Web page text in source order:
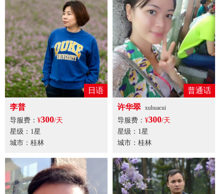
日语
李普
导服费： ¥300/天
星级：1星
城市：桂林
普通话
许华翠 xuhuacui
导服费： ¥300/天
星级：1星
城市：桂林